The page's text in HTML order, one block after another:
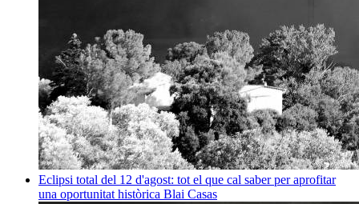
Eclipsi total del 12 d'agost: tot el que cal saber per aprofitar
una oportunitat històrica Blai Casas